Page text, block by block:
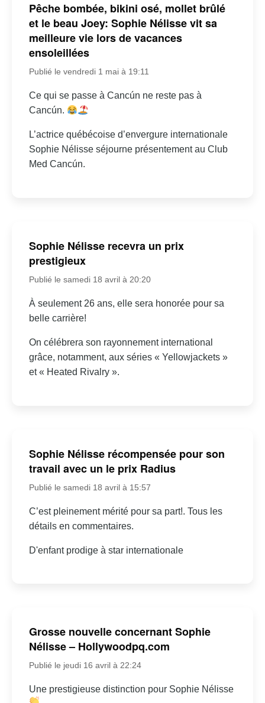
Pêche bombée, bikini osé, mollet brûlé
et le beau Joey: Sophie Nélisse vit sa
meilleure vie lors de vacances
ensoleillées
Publié le vendredi 1 mai à 19:11
Ce qui se passe à Cancún ne reste pas à
Cancún.
L’actrice québécoise d’envergure internationale
Sophie Nélisse séjourne présentement au Club
Med Cancún.
Sophie Nélisse recevra un prix
prestigieux
Publié le samedi 18 avril à 20:20
À seulement 26 ans, elle sera honorée pour sa
belle carrière!
On célébrera son rayonnement international
grâce, notamment, aux séries « Yellowjackets »
et « Heated Rivalry ».
Sophie Nélisse récompensée pour son
travail avec un le prix Radius
Publié le samedi 18 avril à 15:57
C’est pleinement mérité pour sa part!. Tous les
détails en commentaires.
D'enfant prodige à star internationale
Grosse nouvelle concernant Sophie
Nélisse – Hollywoodpq.com
Publié le jeudi 16 avril à 22:24
Une prestigieuse distinction pour Sophie Nélisse